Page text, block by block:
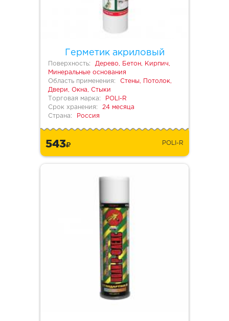
Герметик акриловый
Поверхность:
Дерево, Бетон, Кирпич,
Минеральные основания
Область применения:
Стены, Потолок,
Двери, Окна, Стыки
Торговая марка:
POLI-R
Срок хранения:
24 месяца
Страна:
Россия
543 POLI-R